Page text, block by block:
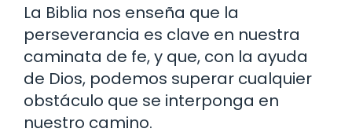
La Biblia nos enseña que la
perseverancia es clave en nuestra
caminata de fe, y que, con la ayuda
de Dios, podemos superar cualquier
obstáculo que se interponga en
nuestro camino.